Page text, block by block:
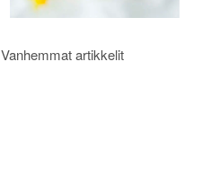
Vanhemmat artikkelit